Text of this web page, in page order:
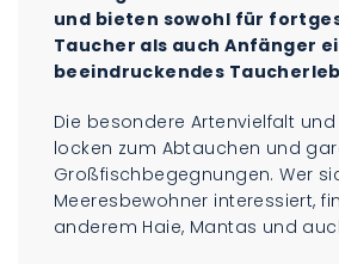
und bieten sowohl für
Taucher als auch Anfänger
beeindruckendes
Die besondere Artenvielfalt
locken zum Abtauchen und
Großfischbegegnungen. Wer
Meeresbewohner interessiert,
anderem Haie, Mantas und